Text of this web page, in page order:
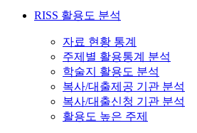
RISS 활용도 분석
자료 현황 통계
주제별 활용통계 분석
학술지 활용도 분석
복사/대출제공 기관 분석
복사/대출신청 기관 분석
활용도 높은 주제